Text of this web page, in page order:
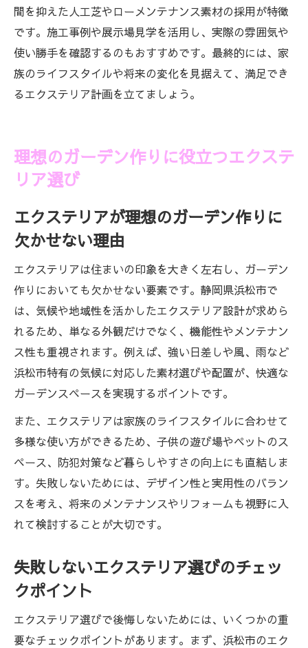
間を抑えた人工芝やローメンテナンス素材の採用が特徴
です。施工事例や展示場見学を活用し、実際の雰囲気や
使い勝手を確認するのもおすすめです。最終的には、家
族のライフスタイルや将来の変化を見据えて、満足でき
るエクステリア計画を立てましょう。
理想のガーデン作りに役立つエクステ
リア選び
エクステリアが理想のガーデン作りに
欠かせない理由
エクステリアは住まいの印象を大きく左右し、ガーデン
作りにおいても欠かせない要素です。静岡県浜松市で
は、気候や地域性を活かしたエクステリア設計が求めら
れるため、単なる外観だけでなく、機能性やメンテナン
ス性も重視されます。例えば、強い日差しや風、雨など
浜松市特有の気候に対応した素材選びや配置が、快適な
ガーデンスペースを実現するポイントです。
また、エクステリアは家族のライフスタイルに合わせて
多様な使い方ができるため、子供の遊び場やペットのス
ペース、防犯対策など暮らしやすさの向上にも直結しま
す。失敗しないためには、デザイン性と実用性のバラン
スを考え、将来のメンテナンスやリフォームも視野に入
れて検討することが大切です。
失敗しないエクステリア選びのチェッ
クポイント
エクステリア選びで後悔しないためには、いくつかの重
要なチェックポイントがあります。まず、浜松市のエク